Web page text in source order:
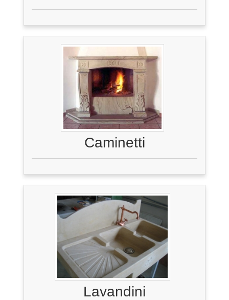
Caminetti
Lavandini